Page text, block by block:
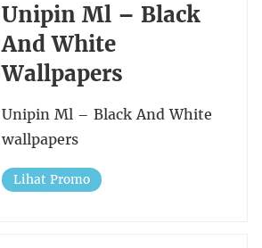
Unipin Ml – Black
And White
Wallpapers
Unipin Ml – Black And White
wallpapers
Lihat Promo